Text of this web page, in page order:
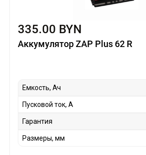
335.00 BYN
Аккумулятор ZAP Plus 62 R
Емкость, Ач
Пусковой ток, А
Гарантия
Размеры, мм